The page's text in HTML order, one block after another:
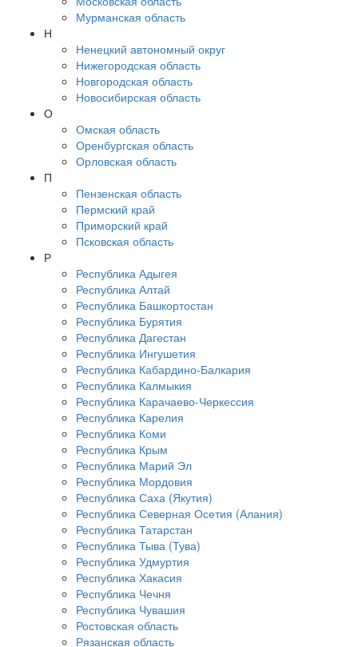
Мурманская область
Н
Ненецкий автономный округ
Нижегородская область
Новгородская область
Новосибирская область
О
Омская область
Оренбургская область
Орловская область
П
Пензенская область
Пермский край
Приморский край
Псковская область
Р
Республика Адыгея
Республика Алтай
Республика Башкортостан
Республика Бурятия
Республика Дагестан
Республика Ингушетия
Республика Кабардино-Балкария
Республика Калмыкия
Республика Карачаево-Черкессия
Республика Карелия
Республика Коми
Республика Крым
Республика Марий Эл
Республика Мордовия
Республика Саха (Якутия)
Республика Северная Осетия (Алания)
Республика Татарстан
Республика Тыва (Тува)
Республика Удмуртия
Республика Хакасия
Республика Чечня
Республика Чувашия
Ростовская область
Рязанская область